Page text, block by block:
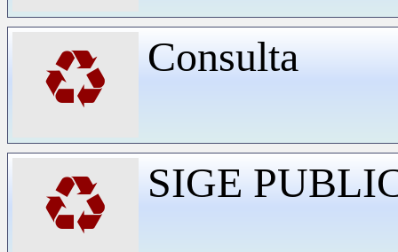
♻ Consulta
♻ SIGE